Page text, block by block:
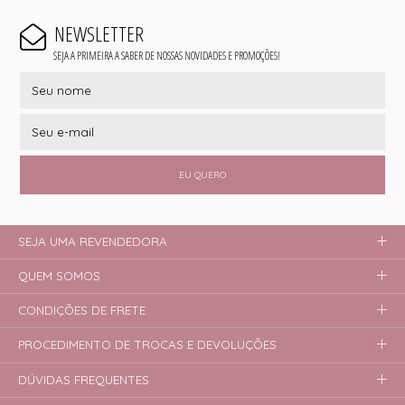
NEWSLETTER
SEJA A PRIMEIRA A SABER DE NOSSAS NOVIDADES E PROMOÇÕES!
EU QUERO
SEJA UMA REVENDEDORA
QUEM SOMOS
CONDIÇÕES DE FRETE
PROCEDIMENTO DE TROCAS E DEVOLUÇÕES
DÚVIDAS FREQUENTES